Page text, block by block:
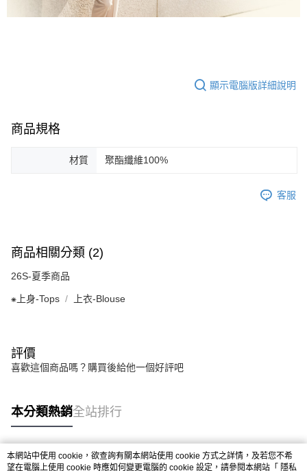
顯示電腦版詳細說明
商品規格
材質 聚酯纖維100%
客服
商品相關分類 (2)
26S-夏季商品
⁕上身-Tops 上衣-Blouse
評價
喜歡這個商品嗎？購買後給他一個好評吧
本分類熱銷全站排行
熱門標籤
本網站中使用 cookie，欲查詢有關本網站使用 cookie 方式之詳情，及若您不希
望在電腦上使用 cookie 時應如何變更電腦的 cookie 設定，請參閱本網站「 隱私